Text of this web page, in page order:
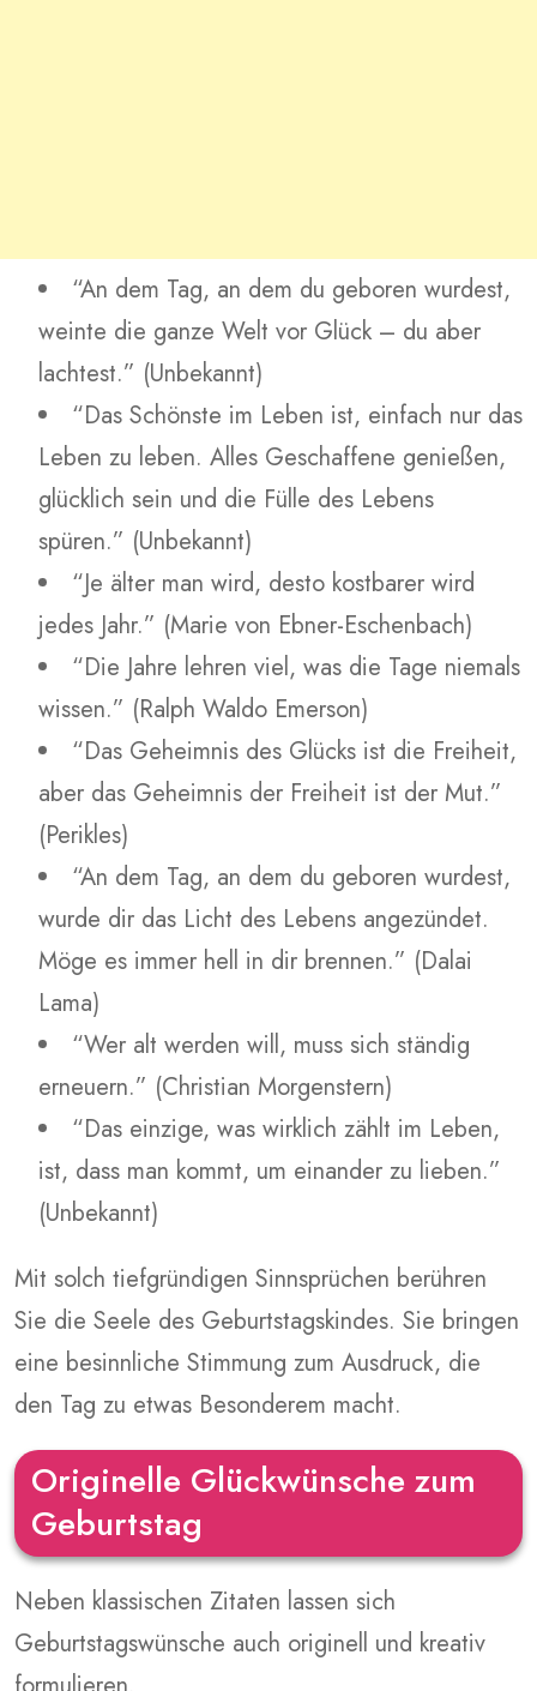
“An dem Tag, an dem du geboren wurdest,
weinte die ganze Welt vor Glück – du aber
lachtest.” (Unbekannt)
“Das Schönste im Leben ist, einfach nur das
Leben zu leben. Alles Geschaffene genießen,
glücklich sein und die Fülle des Lebens
spüren.” (Unbekannt)
“Je älter man wird, desto kostbarer wird
jedes Jahr.” (Marie von Ebner-Eschenbach)
“Die Jahre lehren viel, was die Tage niemals
wissen.” (Ralph Waldo Emerson)
“Das Geheimnis des Glücks ist die Freiheit,
aber das Geheimnis der Freiheit ist der Mut.”
(Perikles)
“An dem Tag, an dem du geboren wurdest,
wurde dir das Licht des Lebens angezündet.
Möge es immer hell in dir brennen.” (Dalai
Lama)
“Wer alt werden will, muss sich ständig
erneuern.” (Christian Morgenstern)
“Das einzige, was wirklich zählt im Leben,
ist, dass man kommt, um einander zu lieben.”
(Unbekannt)
Mit solch tiefgründigen Sinnsprüchen berühren
Sie die Seele des Geburtstagskindes. Sie bringen
eine besinnliche Stimmung zum Ausdruck, die
den Tag zu etwas Besonderem macht.
Originelle Glückwünsche zum
Geburtstag
Neben klassischen Zitaten lassen sich
Geburtstagswünsche auch originell und kreativ